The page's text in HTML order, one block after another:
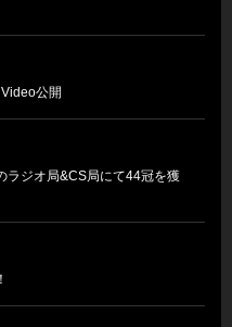
公開
ラジオ局&CS局にて44冠を獲